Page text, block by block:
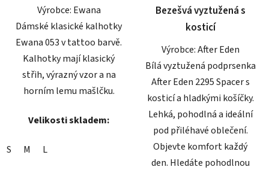
hvězdiček.
Výrobce: Ewana
Dámské klasické kalhotky
Ewana 053 v tattoo barvě.
Kalhotky mají klasický
střih, výrazný vzor a na
horním lemu mašlčku.
Velikosti skladem:
S M L
hvězdiček.
Bezešvá vyztužená s
kosticí
Výrobce: After Eden
Bílá vyztužená podprsenka
After Eden 2295 Spacer s
kosticí a hladkými košíčky.
Lehká, pohodlná a ideální
pod přiléhavé oblečení.
Objevte komfort každý
den. Hledáte pohodlnou